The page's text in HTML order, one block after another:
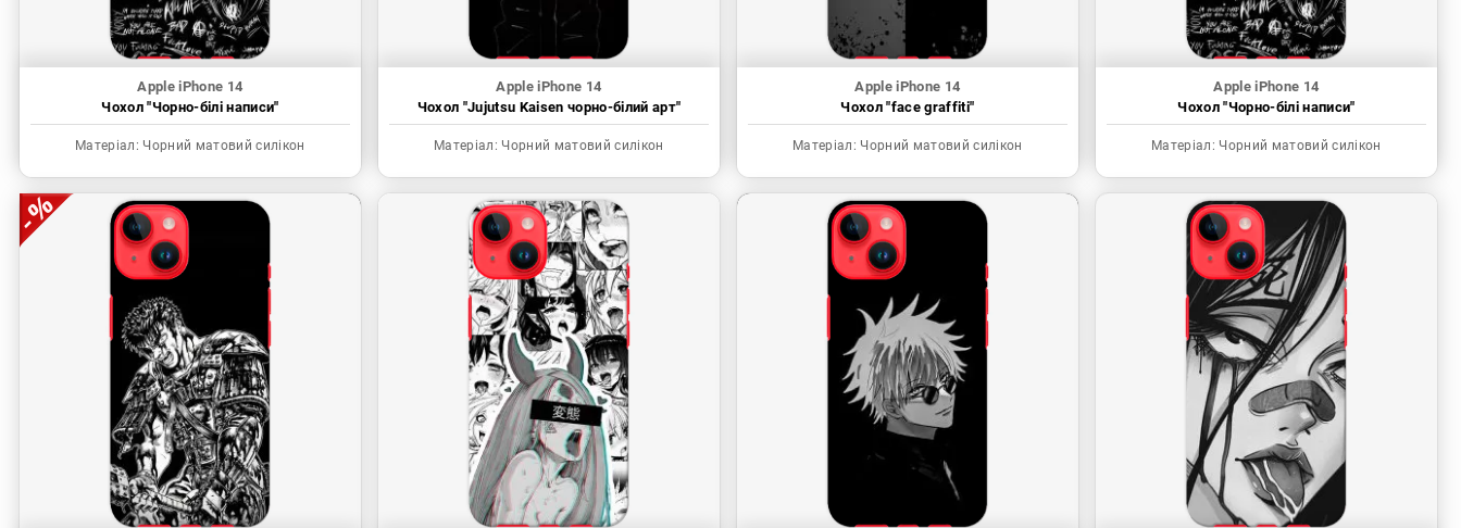
Apple iPhone 14
Чохол "Чорно-білі написи"
Матеріал: Чорний матовий силікон
Apple iPhone 14
Чохол "Jujutsu Kaisen чорно-білий арт"
Матеріал: Чорний матовий силікон
Apple iPhone 14
Чохол "face graffiti"
Матеріал: Чорний матовий силікон
Apple iPhone 14
Чохол "Чорно-білі написи"
Матеріал: Чорний матовий силікон